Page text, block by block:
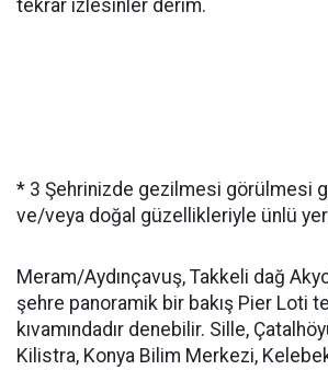
tekrar izlesinler derim.
* 3 Şehrinizde gezilmesi görülmesi
ve/veya doğal güzellikleriyle ünlü
Meram/Aydınçavuş, Takkeli dağ
şehre panoramik bir bakış Pier Loti
kıvamındadır denebilir. Sille,
Kilistra, Konya Bilim Merkezi,